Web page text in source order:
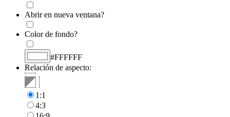
Abrir en nueva ventana?
Color de fondo?
#FFFFFF
Relación de aspecto:
1:1
4:3